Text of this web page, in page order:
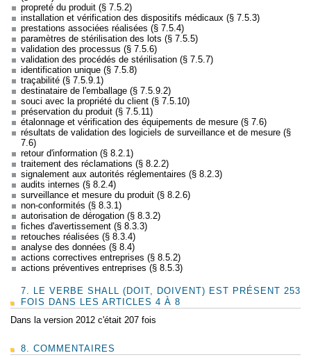
propreté du produit (§ 7.5.2)
installation et vérification des dispositifs médicaux (§ 7.5.3)
prestations associées réalisées (§ 7.5.4)
paramètres de stérilisation des lots (§ 7.5.5)
validation des processus (§ 7.5.6)
validation des procédés de stérilisation (§ 7.5.7)
identification unique (§ 7.5.8)
traçabilité (§ 7.5.9.1)
destinataire de l'emballage (§ 7.5.9.2)
souci avec la propriété du client (§ 7.5.10)
préservation du produit (§ 7.5.11)
étalonnage et vérification des équipements de mesure (§ 7.6)
résultats de validation des logiciels de surveillance et de mesure (§
7.6)
retour d'information (§ 8.2.1)
traitement des réclamations (§ 8.2.2)
signalement aux autorités réglementaires (§ 8.2.3)
audits internes (§ 8.2.4)
surveillance et mesure du produit (§ 8.2.6)
non-conformités (§ 8.3.1)
autorisation de dérogation (§ 8.3.2)
fiches d'avertissement (§ 8.3.3)
retouches réalisées (§ 8.3.4)
analyse des données (§ 8.4)
actions correctives entreprises (§ 8.5.2)
actions préventives entreprises (§ 8.5.3)
7. LE VERBE SHALL (DOIT, DOIVENT) EST PRÉSENT 253
FOIS DANS LES ARTICLES 4 À 8
Dans la version 2012 c'était 207 fois
8. COMMENTAIRES